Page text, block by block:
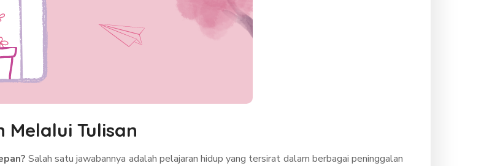
Tulisan
Salah satu jawabannya adalah pelajaran hidup yang tersirat dalam berbagai peninggalan